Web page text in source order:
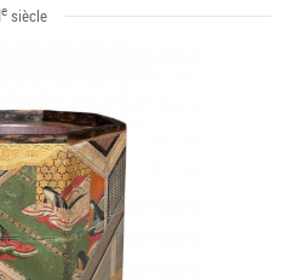
e siècle